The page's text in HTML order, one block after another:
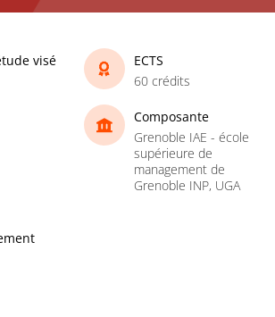
visé
ECTS
60 crédits
Composante
Grenoble IAE - école
supérieure de
management de
Grenoble INP, UGA